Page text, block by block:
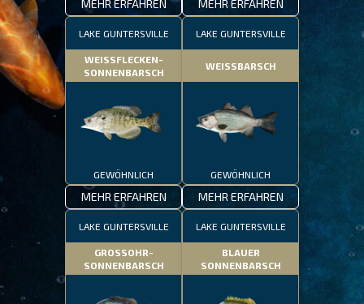
MEHR ERFAHREN MEHR ERFAHREN
LAKE GUNTERSVILLE
WEISSFLECKEN-
SONNENBARSCH
GEWÖHNLICH
MEHR ERFAHREN
LAKE GUNTERSVILLE
WEISSBARSCH
GEWÖHNLICH
MEHR ERFAHREN
LAKE GUNTERSVILLE
GROSSOHR-
SONNENBARSCH
LAKE GUNTERSVILLE
BLAUER
SONNENBARSCH